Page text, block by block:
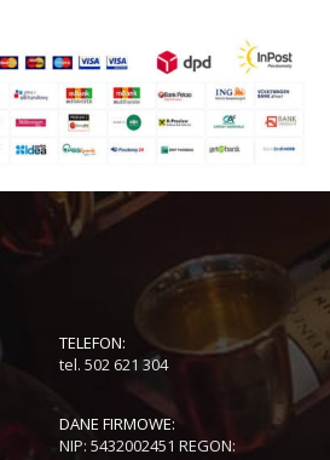
TELEFON:
tel. 502 621 304
DANE FIRMOWE:
NIP: 5432002451 REGON: